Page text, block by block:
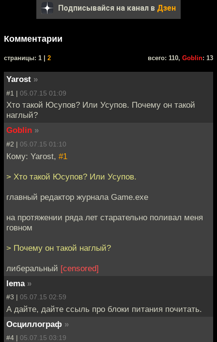
Подписывайся на канал в Дзен
Комментарии
cтраницы: 1 | 2 всего: 110, Goblin: 13
Yarost »
#1 | 05.07.15 01:09
Хто такой Юсупов? Или Усупов. Почему он такой
наглый?
Goblin »
#2 | 05.07.15 01:10
Кому: Yarost, #1
> Хто такой Юсупов? Или Усупов.
главный редактор журнала Game.exe
на протяжении ряда лет старательно поливал меня
говном
> Почему он такой наглый?
либеральный [censored]
lema »
#3 | 05.07.15 02:59
А дайте, дайте ссыль про блоки питания почитать.
Осциллограф »
#4 | 05.07.15 03:19